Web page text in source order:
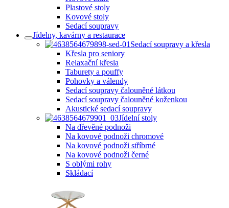
Plastové stoly
Kovové stoly
Sedací soupravy
Jídelny, kavárny a restaurace
Sedací soupravy a křesla
Křesla pro seniory
Relaxační křesla
Taburety a pouffy
Pohovky a válendy
Sedací soupravy čalouněné látkou
Sedací soupravy čalouněné koženkou
Akustické sedací soupravy
Jídelní stoly
Na dřevěné podnoži
Na kovové podnoži chromové
Na kovové podnoži stříbrné
Na kovové podnoži černé
S oblými rohy
Skládací